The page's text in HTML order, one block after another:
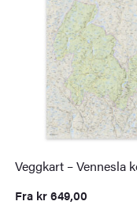
Veggkart – Vennesla
Fra kr649,00